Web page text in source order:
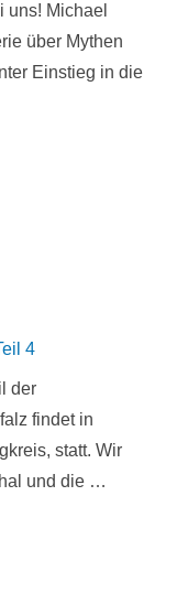
uns! Michael
über Mythen
Einstieg in die
4
der
findet in
statt. Wir
und die …